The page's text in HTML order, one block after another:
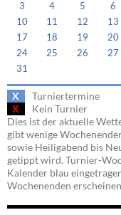
3
4 5 6
10
11 12 13
17
18 19 20
24
25 26 27
31
X
Turniertermine
X
Kein Turnier
Dies ist der aktuelle
gibt wenige
sowie Heiligabend bis
getippt wird. Turnier-
Kalender blau
Wochenenden